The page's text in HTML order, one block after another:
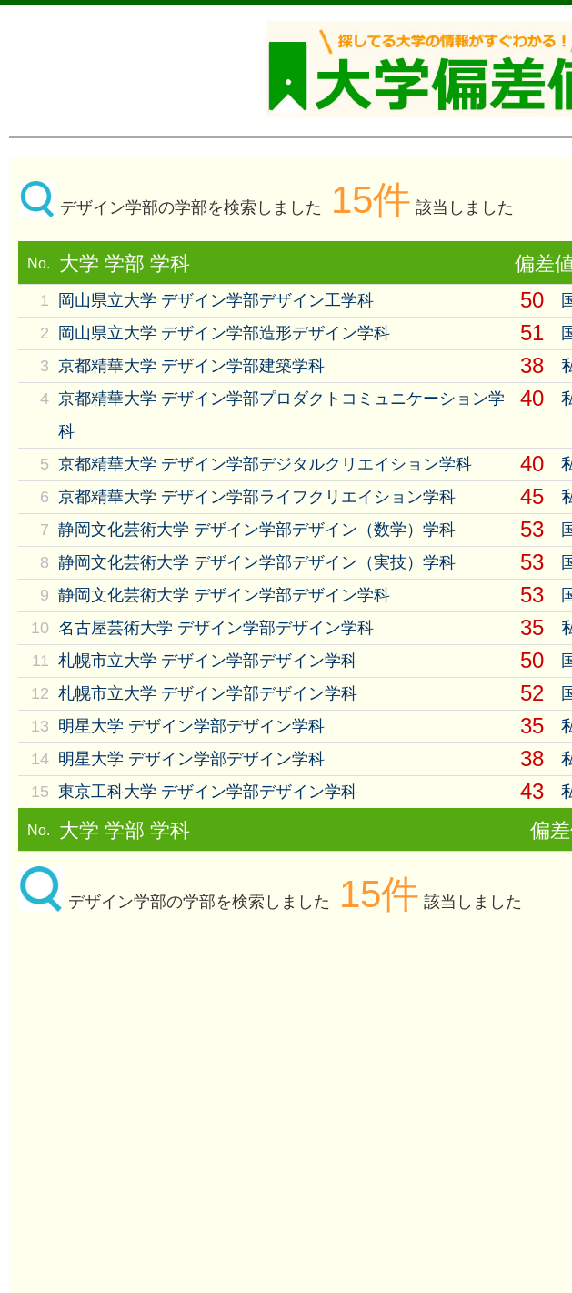
デザイン学部の学部を検索しました 15件 該当しました
No. 大学 学部 学科 偏差
1 岡山県立大学 デザイン学部デザイン工学科 50
2
岡山県立大学 デザイン学部造形デザイン学科 51
3 京都精華大学 デザイン学部建築学科 38
4 京都精華大学 デザイン学部プロダクトコミュニケーション学
科
40
5 京都精華大学 デザイン学部デジタルクリエイション学科 40
6 京都精華大学 デザイン学部ライフクリエイション学科 45
7 静岡文化芸術大学 デザイン学部デザイン（数学）学科 53
8 静岡文化芸術大学 デザイン学部デザイン（実技）学科 53
9 静岡文化芸術大学 デザイン学部デザイン学科 53
10 名古屋芸術大学 デザイン学部デザイン学科 35
11 札幌市立大学 デザイン学部デザイン学科 50
12 札幌市立大学 デザイン学部デザイン学科 52
13 明星大学 デザイン学部デザイン学科 35
14 明星大学 デザイン学部デザイン学科 38
15 東京工科大学 デザイン学部デザイン学科 43
No. 大学 学部 学科 偏
デザイン学部の学部を検索しました 15件 該当しました